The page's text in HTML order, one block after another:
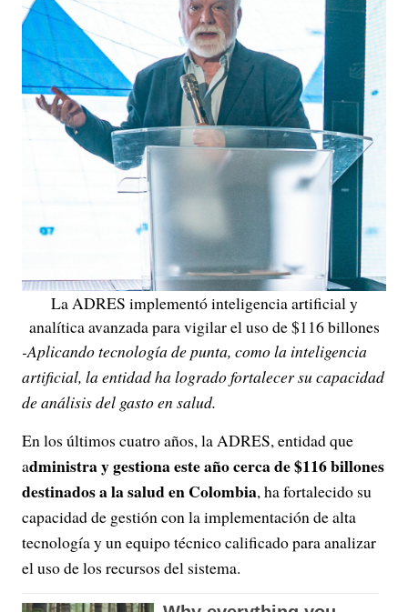
La ADRES implementó inteligencia artificial y
analítica avanzada para vigilar el uso de $116 billones
-Aplicando tecnología de punta, como la inteligencia
artificial, la entidad ha logrado fortalecer su capacidad
de análisis del gasto en salud.
En los últimos cuatro años, la ADRES, entidad que
administra y gestiona este año cerca de $116 billones
destinados a la salud en Colombia, ha fortalecido su
capacidad de gestión con la implementación de alta
tecnología y un equipo técnico calificado para analizar
el uso de los recursos del sistema.